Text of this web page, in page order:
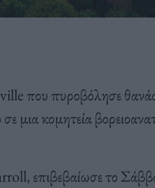
που πυροβόλησε
μια κομητεία
επιβεβαίωσε το